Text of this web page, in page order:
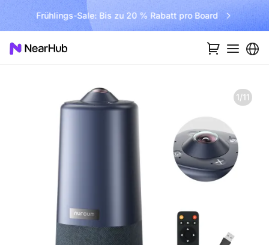
Frühlings-Sale: Bis zu 20 % Rabatt pro Board
1/11